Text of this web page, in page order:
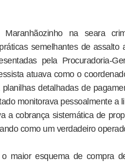
na seara
semelhantes de assalto
pela Procuradoria-
atuava como o
detalhadas de
monitorava pessoalmente a
a cobrança sistemática de
como um verdadeiro
maior esquema de compra